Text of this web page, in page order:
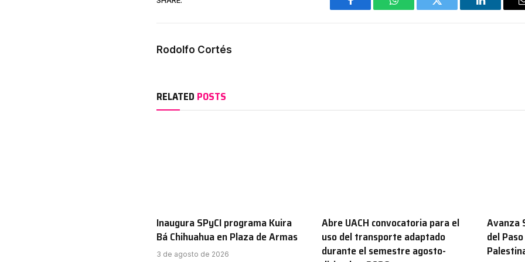
Facebook WhatsAppTwitter LinkedIn
Rodolfo Cortés
RELATED POSTS
Inaugura SPyCI programa Kuira
Bá Chihuahua en Plaza de Armas
3 de agosto de 2026
Abre UACH convocatoria para el
uso del transporte adaptado
durante el semestre agosto-
Avanza
del